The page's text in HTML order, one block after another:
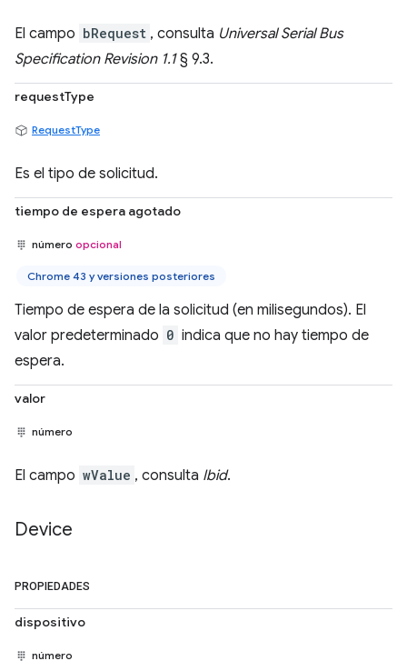
El campo bRequest , consulta Universal Serial Bus
Specification Revision 1.1§ 9.3.
requestType
RequestType
Es el tipo de solicitud.
tiempo de espera agotado
número opcional
Chrome 43 y versiones posteriores
Tiempo de espera de la solicitud (en milisegundos). El
valor predeterminado 0 indica que no hay tiempo de
espera.
valor
número
El campo wValue , consulta Ibid.
Device
PROPIEDADES
dispositivo
número